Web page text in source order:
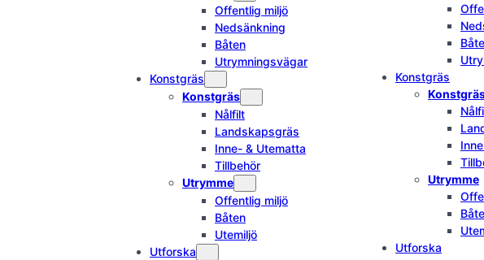
Offentlig miljö
Nedsänkning
Båten
Utrymningsvägar
Konstgräs
Konstgräs
Nålfilt
Landskapsgräs
Inne- & Utematta
Tillbehör
Utrymme
Offentlig miljö
Båten
Utemiljö
Utforska
Konstgräs
Utrymme
Utforska